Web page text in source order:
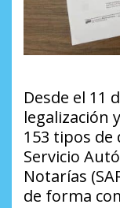
Desde el 11
legalización
153 tipos
Servicio
Notarías
de forma